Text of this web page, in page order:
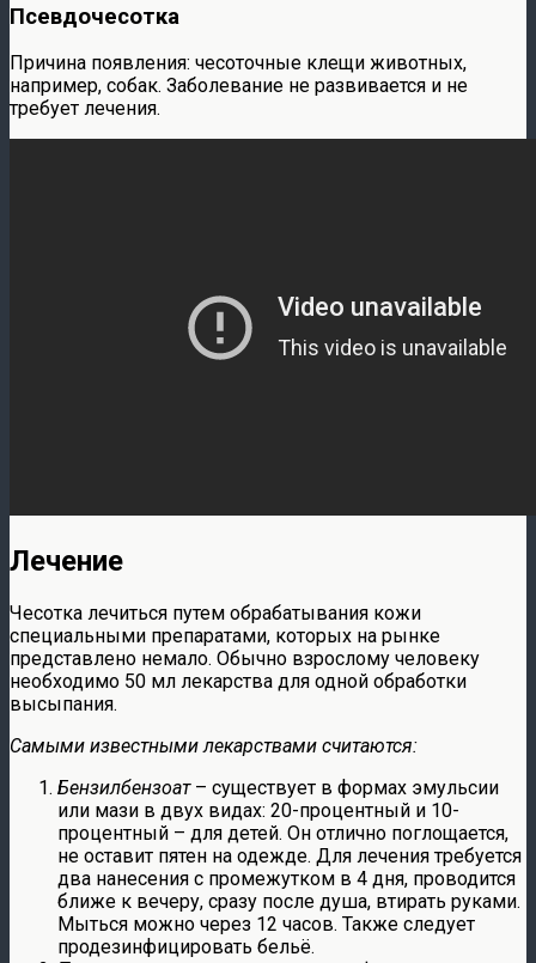
Псевдочесотка
Причина появления: чесоточные клещи животных,
например, собак. Заболевание не развивается и не
требует лечения.
Лечение
Чесотка лечиться путем обрабатывания кожи
специальными препаратами, которых на рынке
представлено немало. Обычно взрослому человеку
необходимо 50 мл лекарства для одной обработки
высыпания.
Самыми известными лекарствами считаются:
Бензилбензоат– существует в формах эмульсии
или мази в двух видах: 20-процентный и 10-
процентный – для детей. Он отлично поглощается,
не оставит пятен на одежде. Для лечения требуется
два нанесения с промежутком в 4 дня, проводится
ближе к вечеру, сразу после душа, втирать руками.
Мыться можно через 12 часов. Также следует
продезинфицировать бельё.